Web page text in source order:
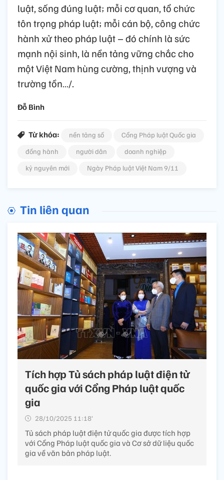
luật, sống đúng luật; mỗi cơ quan, tổ chức
tôn trọng pháp luật; mỗi cán bộ, công chức
hành xử theo pháp luật – đó chính là sức
mạnh nội sinh, là nền tảng vững chắc cho
một Việt Nam hùng cường, thịnh vượng và
trường tồn…/.
Đỗ Bình
Từ khóa: nền tảng số
Cổng Pháp luật Quốc gia
đồng hành
người dân
doanh nghiệp
kỷ nguyên mới
Ngày Pháp luật Việt Nam 9/11
Tin liên quan
Tích hợp Tủ sách pháp luật điện tử
quốc gia với Cổng Pháp luật quốc
gia
28/10/2025 11:18’
Tủ sách pháp luật điện tử quốc gia được tích hợp
với Cổng Pháp luật quốc gia và Cơ sở dữ liệu quốc
gia về văn bản pháp luật.